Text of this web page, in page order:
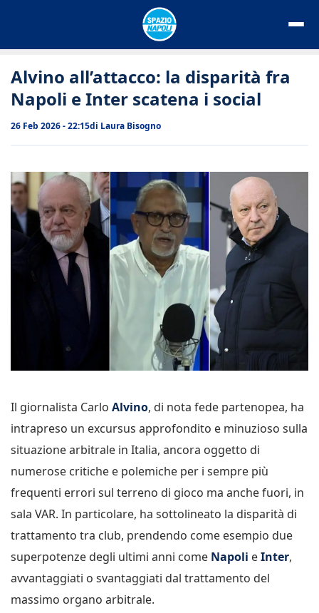
Alvino all’attacco: la disparità fra
Napoli e Inter scatena i social
26 Feb 2026 - 22:15di Laura Bisogno
Il giornalista Carlo Alvino, di nota fede partenopea, ha
intrapreso un excursus approfondito e minuzioso sulla
situazione arbitrale in Italia, ancora oggetto di
numerose critiche e polemiche per i sempre più
frequenti errori sul terreno di gioco ma anche fuori, in
sala VAR. In particolare, ha sottolineato la disparità di
trattamento tra club, prendendo come esempio due
superpotenze degli ultimi anni come Napoli eInter,
avvantaggiati o svantaggiati dal trattamento del
massimo organo arbitrale.